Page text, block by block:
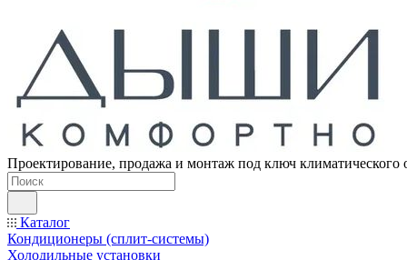
Проектирование, продажа и монтаж под ключ климатического
Каталог
Кондиционеры (сплит-системы)
Холодильные установки